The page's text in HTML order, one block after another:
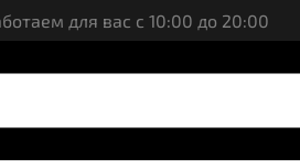
для вас с 10:00 до 20:00